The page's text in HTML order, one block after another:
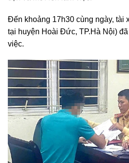
Đến khoảng 17h30 cùng ngày, tài
tại huyện Hoài Đức, TP.Hà Nội)
việc.